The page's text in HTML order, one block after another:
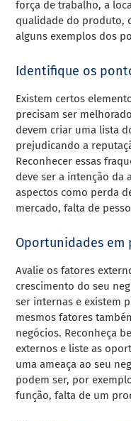
força de trabalho, a
qualidade do produto,
alguns exemplos dos
Identifique os
Existem certos
precisam ser
devem criar uma lista
prejudicando a
Reconhecer essas
deve ser a intenção da
aspectos como perda
mercado, falta de
Oportunidades em
Avalie os fatores
crescimento do seu
ser internas e existem
mesmos fatores
negócios. Reconheça
externos e liste as
uma ameaça ao seu
podem ser, por
função, falta de um